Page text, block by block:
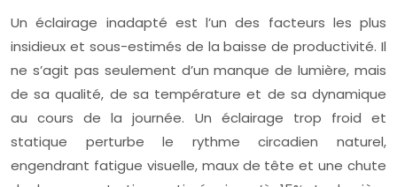
Un éclairage inadapté est l’un des facteurs les plus
insidieux et sous-estimés de la baisse de productivité. Il
ne s’agit pas seulement d’un manque de lumière, mais
de sa qualité, de sa température et de sa dynamique
au cours de la journée. Un éclairage trop froid et
statique perturbe le rythme circadien naturel,
engendrant fatigue visuelle, maux de tête et une chute